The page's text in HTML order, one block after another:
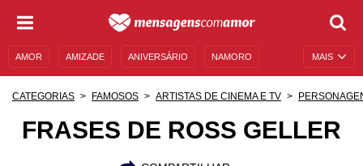
MAIS
AMOR AMIZADE ANIVERSÁRIO NAMORO
CATEGORIAS FAMOSOS ARTISTAS DE CINEMA E TV
FRASES DE ROSS GELLER